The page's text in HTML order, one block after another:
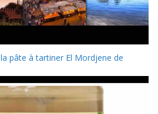
pâte à tartiner El Mordjene de